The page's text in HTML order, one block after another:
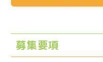
募集要項